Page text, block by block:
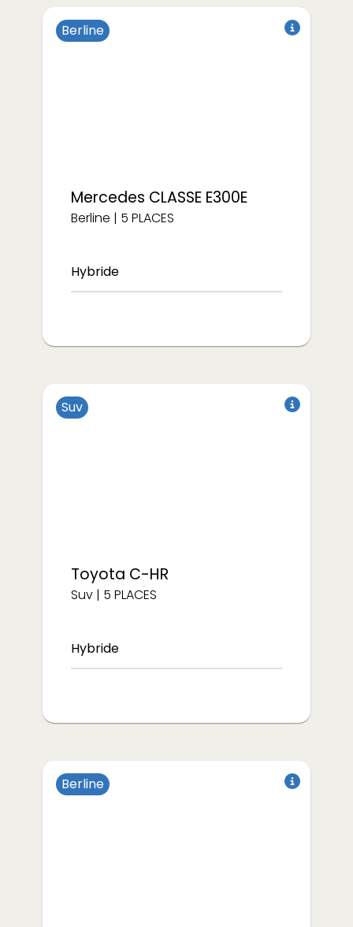
Berline
Mercedes CLASSE E300E
Berline | 5 PLACES
Hybride
Suv
Toyota C-HR
Suv | 5 PLACES
Hybride
Berline